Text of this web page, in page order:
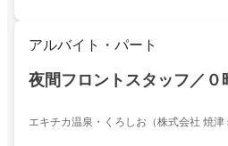
アルバイト・パート
夜間フロントスタッフ／０
エキチカ温泉・くろしお（株式会社 焼津